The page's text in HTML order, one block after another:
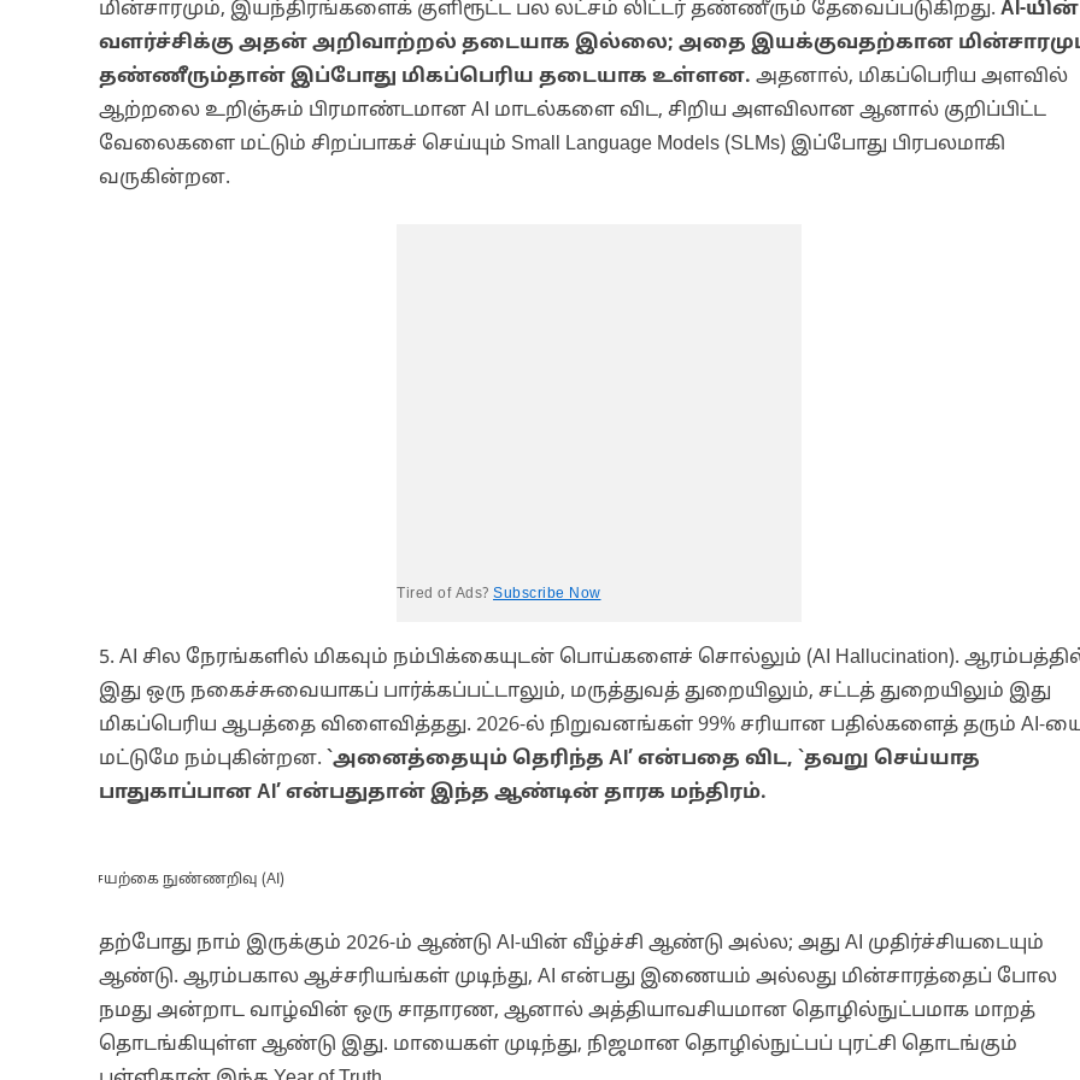
மின்சாரமும், இயந்திரங்களைக் குளிரூட்ட பல லட்சம் லிட்டர் தண்ணீரும் தேவைப்படுகிறது. AI-யின்
வளர்ச்சிக்கு அதன் அறிவாற்றல் தடையாக இல்லை; அதை இயக்குவதற்கான
தண்ணீரும்தான் இப்போது மிகப்பெரிய தடையாக உள்ளன. அதனால், மிகப்பெரிய அளவில்
ஆற்றலை உறிஞ்சும் பிரமாண்டமான AI மாடல்களை விட, சிறிய அளவிலான ஆனால் குறிப்பிட்ட
வேலைகளை மட்டும் சிறப்பாகச் செய்யும் Small Language Models (SLMs) இப்போது பிரபலமாகி
வருகின்றன.
Tired of Ads? Subscribe Now
5. AI சில நேரங்களில் மிகவும் நம்பிக்கையுடன் பொய்களைச் சொல்லும் (AI Hallucination).
இது ஒரு நகைச்சுவையாகப் பார்க்கப்பட்டாலும், மருத்துவத் துறையிலும், சட்டத் துறையிலும் இது
மிகப்பெரிய ஆபத்தை விளைவித்தது. 2026-ல் நிறுவனங்கள் 99% சரியான பதில்களைத் தரும் AI-
மட்டுமே நம்புகின்றன. `அனைத்தையும் தெரிந்த AI’ என்பதை விட, `தவறு செய்யாத
பாதுகாப்பான AI’ என்பதுதான் இந்த ஆண்டின் தாரக மந்திரம்.
செயற்கை நுண்ணறிவு (AI)
தற்போது நாம் இருக்கும் 2026-ம் ஆண்டு AI-யின் வீழ்ச்சி ஆண்டு அல்ல; அது AI முதிர்ச்சியடையும்
ஆண்டு. ஆரம்பகால ஆச்சரியங்கள் முடிந்து, AI என்பது இணையம் அல்லது மின்சாரத்தைப் போல
நமது அன்றாட வாழ்வின் ஒரு சாதாரண, ஆனால் அத்தியாவசியமான தொழில்நுட்பமாக மாறத்
தொடங்கியுள்ள ஆண்டு இது. மாயைகள் முடிந்து, நிஜமான தொழில்நுட்பப் புரட்சி தொடங்கும்